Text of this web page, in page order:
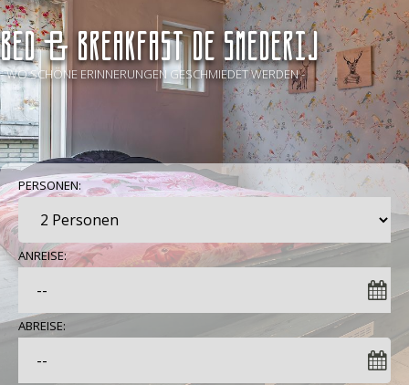
BED & BREAKFAST De Smederij
- WO SCHÖNE ERINNERUNGEN GESCHMIEDET WERDEN -
PERSONEN:
ANREISE:
ABREISE: